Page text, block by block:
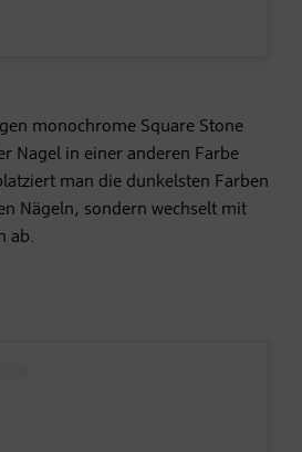
monochrome Square Stone
Nagel in einer anderen Farbe
man die dunkelsten Farben
Nägeln, sondern wechselt mit
ab.